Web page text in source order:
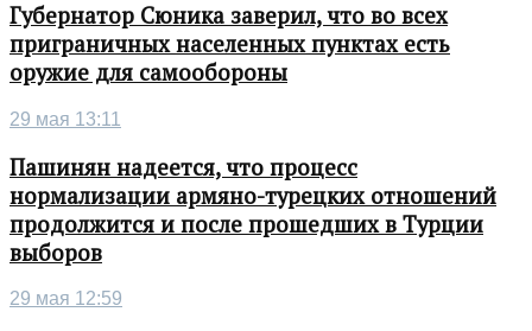
Губернатор Сюника заверил, что во всех
приграничных населенных пунктах есть
оружие для самообороны
29 мая 13:11
Пашинян надеется, что процесс
нормализации армяно-турецких отношений
продолжится и после прошедших в Турции
выборов
29 мая 12:59